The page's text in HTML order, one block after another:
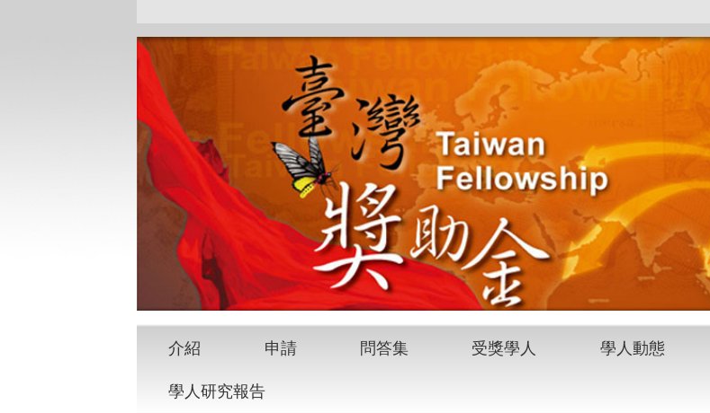
介紹 申請 問答集 受獎學人 學人動態
學人研究報告